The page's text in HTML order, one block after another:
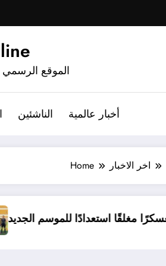
الموقع الرسمي
الناشئين أخبار عالمية
Home اخر الاخبار
الإسماعيلي يدخل معسكرًا مغلقًا